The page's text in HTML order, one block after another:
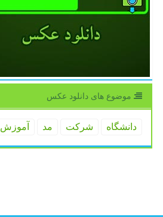
موضوع های دانلود عكس
دانشگاه شركت مد آموزش